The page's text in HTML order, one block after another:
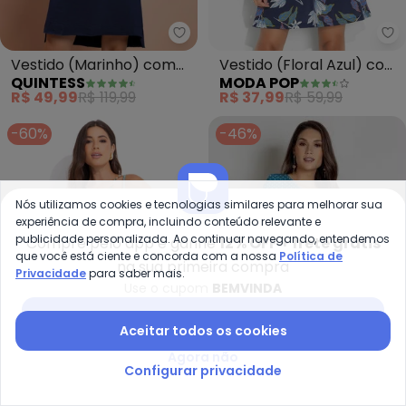
Quintess - Vestido (Marinho)
Vestido (Marinho) com
Bolsos Frontais
QUINTESS
R$ 49,99R$ 119,99
Vestido (Floral Azul) com
Decote Quadrado
MODA POP
R$ 37,99R$ 59,99
-60%
Bimini - Vestido (Floral Azul)
-46%
Compre pelo app e ganhe12% OFF + frete grátis
na sua primeira compra
Nós utilizamos cookies e tecnologias similares para melhorar sua
experiência de compra, incluindo conteúdo relevante e
publicidade personalizada. Ao continuar navegando, entendemos
que você está ciente e concorda com a nossa Política de
Privacidadepara saber mais.
Aceitar todos os cookies
Configurar privacidade